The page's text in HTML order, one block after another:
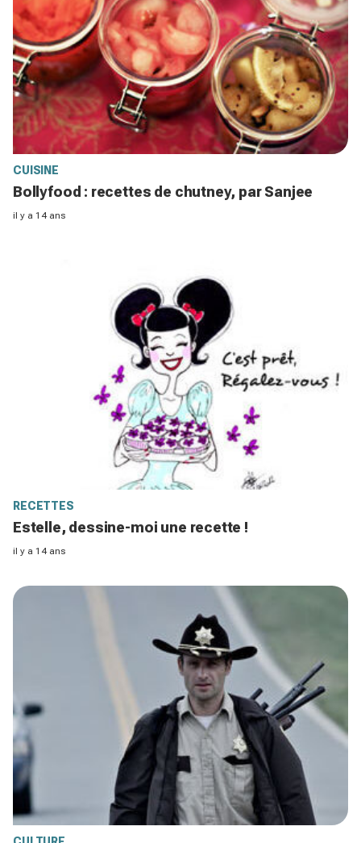
CUISINE
Bollyfood : recettes de chutney, par Sanjee
il y a 14 ans
RECETTES
Estelle, dessine-moi une recette !
il y a 14 ans